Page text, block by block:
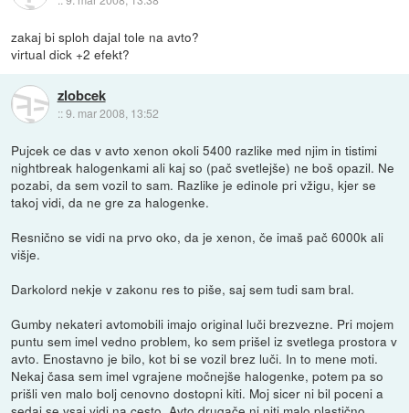
zakaj bi sploh dajal tole na avto?
virtual dick +2 efekt?
zlobcek
::9. mar 2008, 13:52
Pujcek ce das v avto xenon okoli 5400 razlike med njim in tistimi
nightbreak halogenkami ali kaj so (pač svetlejše) ne boš opazil. Ne
pozabi, da sem vozil to sam. Razlike je edinole pri vžigu, kjer se
takoj vidi, da ne gre za halogenke.
Resnično se vidi na prvo oko, da je xenon, če imaš pač 6000k ali
višje.
Darkolord nekje v zakonu res to piše, saj sem tudi sam bral.
Gumby nekateri avtomobili imajo original luči brezvezne. Pri mojem
puntu sem imel vedno problem, ko sem prišel iz svetlega prostora v
avto. Enostavno je bilo, kot bi se vozil brez luči. In to mene moti.
Nekaj časa sem imel vgrajene močnejše halogenke, potem pa so
prišli ven malo bolj cenovno dostopni kiti. Moj sicer ni bil poceni a